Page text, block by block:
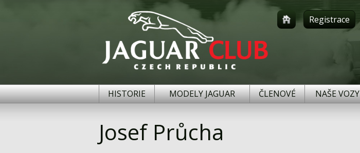
Registrace
HISTORIE MODELY JAGUAR ČLENOVÉ NAŠE VOZY
Josef Průcha